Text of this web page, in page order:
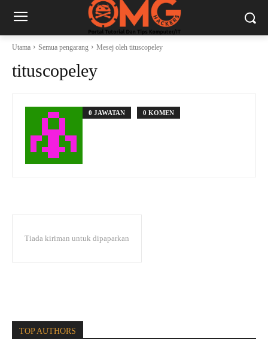
Utama Semua pengarang Mesej oleh tituscopeley
tituscopeley
0 JAWATAN 0 KOMEN
Tiada kiriman untuk dipaparkan
TOP AUTHORS